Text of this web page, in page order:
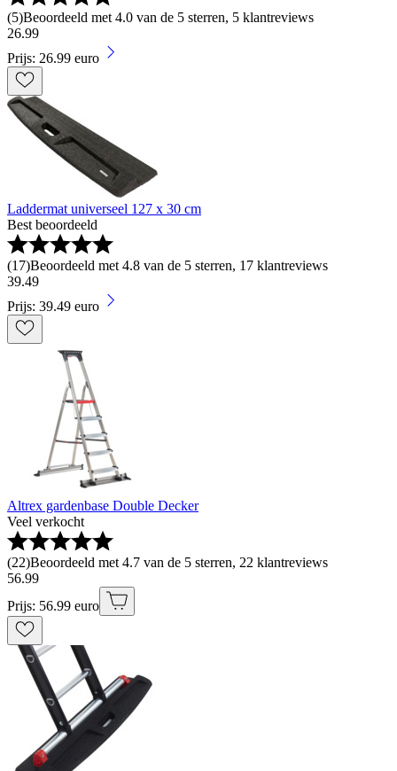
(5)Beoordeeld met 4.0 van de 5 sterren, 5 klantreviews
26.99
Prijs: 26.99 euro
Laddermat universeel 127 x 30 cm
Best beoordeeld
(17)Beoordeeld met 4.8 van de 5 sterren, 17 klantreviews
39.49
Prijs: 39.49 euro
Altrex gardenbase Double Decker
Veel verkocht
(22)Beoordeeld met 4.7 van de 5 sterren, 22 klantreviews
56.99
Prijs: 56.99 euro